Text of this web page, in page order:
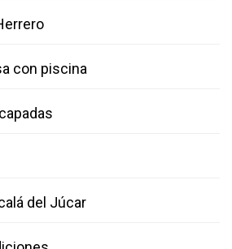
con piscina
del Júcar